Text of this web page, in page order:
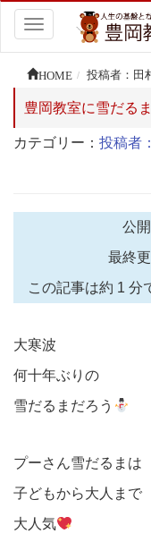
Toggle
navigation
HOME 投稿者：田
豊岡教室に雪だる
カテゴリー： 投稿者
公
最終
この記事は約 1 分
大寒波
何十年ぶりの
雪だるまだろう
プーさん雪だるまは
子どもから大人まで
大人気